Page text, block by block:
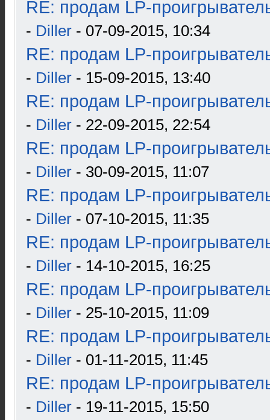
RE: продам LP-
- Diller - 07-09-2015, 10:34
RE: продам LP-
- Diller - 15-09-2015, 13:40
RE: продам LP-
- Diller - 22-09-2015, 22:54
RE: продам LP-
- Diller - 30-09-2015, 11:07
RE: продам LP-
- Diller - 07-10-2015, 11:35
RE: продам LP-
- Diller - 14-10-2015, 16:25
RE: продам LP-
- Diller - 25-10-2015, 11:09
RE: продам LP-
- Diller - 01-11-2015, 11:45
RE: продам LP-
- Diller - 19-11-2015, 15:50